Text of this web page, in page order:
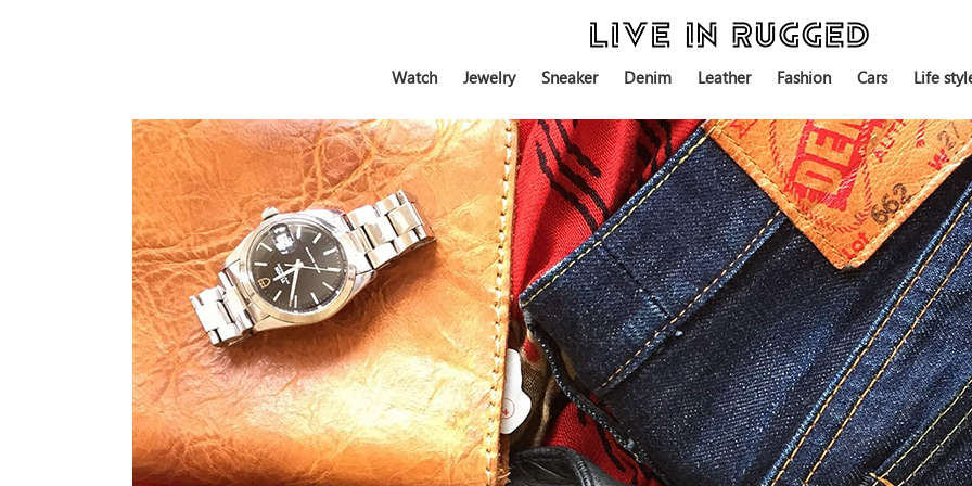
Watch Jewelry Sneaker Denim Leather Fashion Cars Life